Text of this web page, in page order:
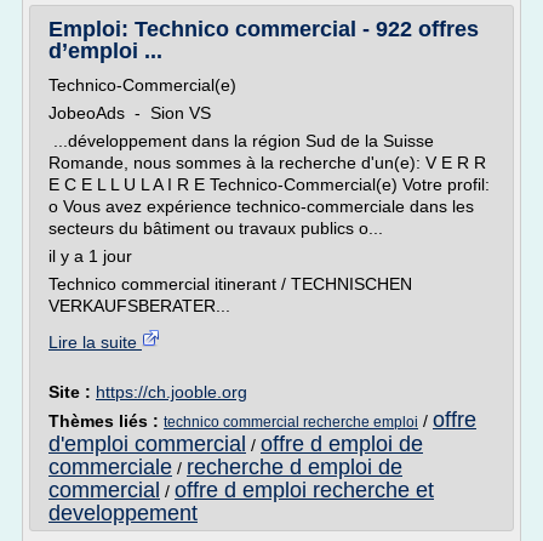
Emploi: Technico commercial - 922 offres
d’emploi ...
Technico-Commercial(e)
JobeoAds - Sion VS
...développement dans la région Sud de la Suisse
Romande, nous sommes à la recherche d'un(e): V E R R
E C E L L U L A I R E Technico-Commercial(e) Votre profil:
o Vous avez expérience technico-commerciale dans les
secteurs du bâtiment ou travaux publics o...
il y a 1 jour
Technico commercial itinerant / TECHNISCHEN
VERKAUFSBERATER...
Lire la suite
Site : https://ch.jooble.org
Thèmes liés : technico commercial recherche emploi / offre
d'emploi commercial / offre d emploi de
commerciale / recherche d emploi de
commercial / offre d emploi recherche et
developpement